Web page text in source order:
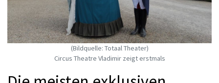
(Bildquelle: Totaal Theater)
Circus Theatre Vladimir zeigt erstmals